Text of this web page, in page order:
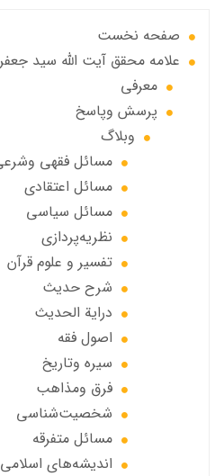
صفحه نخست
علامه محقق آیت الله سید
معرفی
پرسش وپاسخ
وبلاگ
مسائل فقهي
مسائل اعتقادی
مسائل سياسي
نظریه‌پردازی
تفسیر و علوم قرآن
شرح حديث
درایة الحديث
اصول فقه
سیره وتاریخ
فرق ومذاهب
شخصیت‌شناسی
مسائل متفرقه
انديشه‌هاي اسلامي